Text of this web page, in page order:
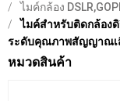
ไมค์กล้อง
ไมค์สำหรับติดกล้องดิ
ระดับคุณภาพสัญญาณเ
หมวดสินค้า